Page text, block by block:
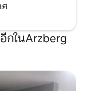
ศ
กในArzberg